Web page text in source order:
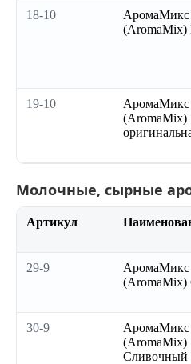
18-10
АромаМикс
(AromaMix)
19-10
АромаМикс
(AromaMix)
Молочные, сырные
Артикул
29-9
АромаМикс
(AromaMix)
30-9
АромаМикс
(AromaMix)
Сливочный